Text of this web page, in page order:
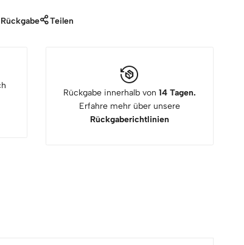
Teilen
Rückgabe innerhalb von 14 Tagen.
Erfahre mehr über unsere
Rückgaberichtlinien